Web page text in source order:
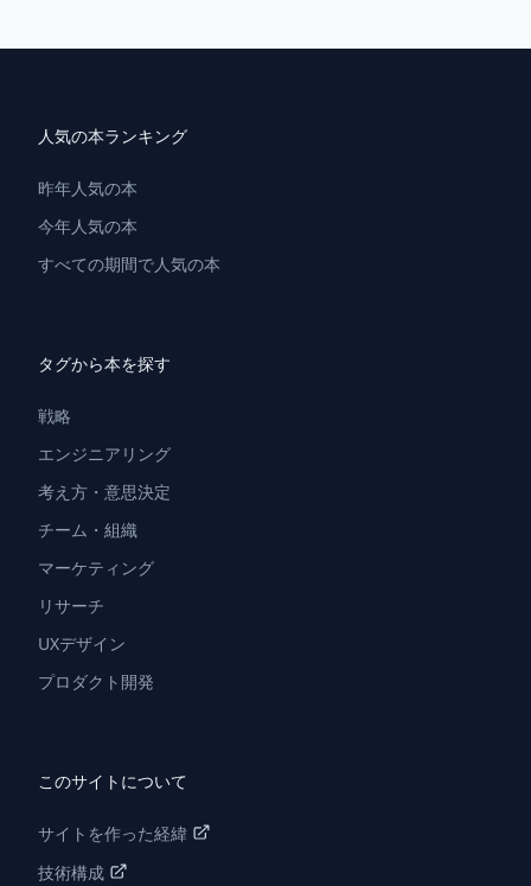
人気の本ランキング
昨年人気の本
今年人気の本
すべての期間で人気の本
タグから本を探す
戦略
エンジニアリング
考え方・意思決定
チーム・組織
マーケティング
リサーチ
UXデザイン
プロダクト開発
このサイトについて
サイトを作った経緯
技術構成